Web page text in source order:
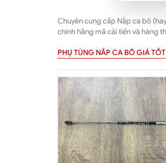
Chuyên cung cấp Nắp ca bô
chính hãng mã cải tiến và hàng
PHỤ TÙNG NẮP CA BÔ GIÁ TỐT